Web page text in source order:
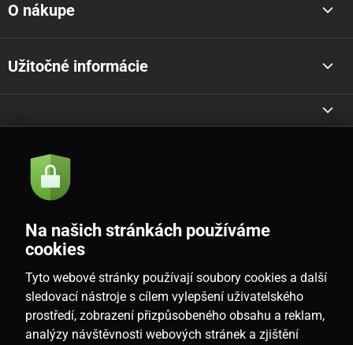
O nákupe
Užitočné informácie
Akcie a novinky e-mailom
Souhlasím sezásadami zpracování osobních údajů
SK
Na našich stránkách používáme
cookies
Tyto webové stránky používají soubory cookies a další
sledovací nástroje s cílem vylepšení uživatelského
prostředí, zobrazení přizpůsobeného obsahu a reklam,
analýzy návštěvnosti webových stránek a zjištění